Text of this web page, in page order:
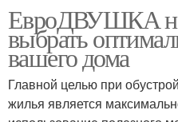
ЕвроДВУШКА
выбрать
вашего дома
Главной целью при
жилья является